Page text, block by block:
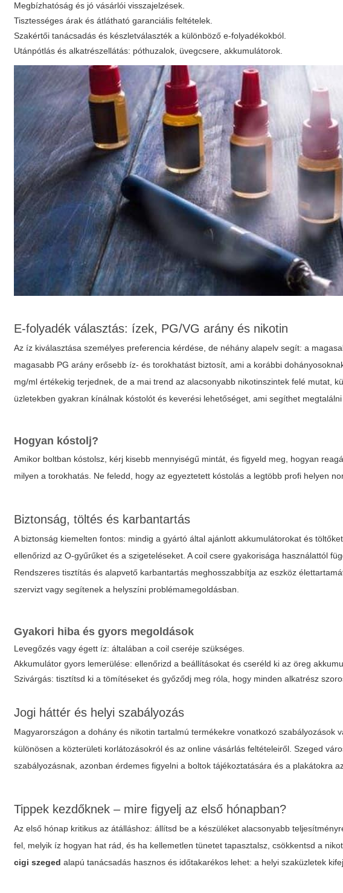
Megbízhatóság és jó vásárlói visszajelzések.
Tisztességes árak és átlátható garanciális feltételek.
Szakértői tanácsadás és készletválaszték a különböző e-folyadékokból.
Utánpótlás és alkatrészellátás: póthuzalok, üvegcsere, akkumulátorok.
E-folyadék választás: ízek, PG/VG arány és nikotin
Az íz kiválasztása személyes preferencia kérdése, de néhány alapelv segít: a
magasabb PG arány erősebb íz- és torokhatást biztosít, ami a korábbi
mg/ml értékekig terjednek, de a mai trend az alacsonyabb nikotinszintek felé mutat,
üzletekben gyakran kínálnak kóstolót és keverési lehetőséget, ami segíthet
Hogyan kóstolj?
Amikor boltban kóstolsz, kérj kisebb mennyiségű mintát, és figyeld meg, hogyan
milyen a torokhatás. Ne feledd, hogy az egyeztetett kóstolás a legtöbb profi helyen
Biztonság, töltés és karbantartás
A biztonság kiemelten fontos: mindig a gyártó által ajánlott akkumulátorokat és
ellenőrizd az O-gyűrűket és a szigeteléseket. A coil csere gyakorisága használattól
Rendszeres tisztítás és alapvető karbantartás meghosszabbítja az eszköz
szervizt vagy segítenek a helyszíni problémamegoldásban.
Gyakori hiba és gyors megoldások
Levegőzés vagy égett íz: általában a coil cseréje szükséges.
Akkumulátor gyors lemerülése: ellenőrizd a beállításokat és cseréld ki az öreg
Szivárgás: tisztítsd ki a tömítéseket és győződj meg róla, hogy minden alkatrész
Jogi háttér és helyi szabályozás
Magyarországon a dohány és nikotin tartalmú termékekre vonatkozó szabályozások
különösen a közterületi korlátozásokról és az online vásárlás feltételeiről. Szeged
szabályozásnak, azonban érdemes figyelni a boltok tájékoztatására és a plakátokra
Tippek kezdőknek – mire figyelj az első hónapban?
Az első hónap kritikus az átálláshoz: állítsd be a készüléket alacsonyabb
fel, melyik íz hogyan hat rád, és ha kellemetlen tünetet tapasztalsz, csökkentsd a
cigi szeged alapú tanácsadás hasznos és időtakarékos lehet: a helyi szaküzletek